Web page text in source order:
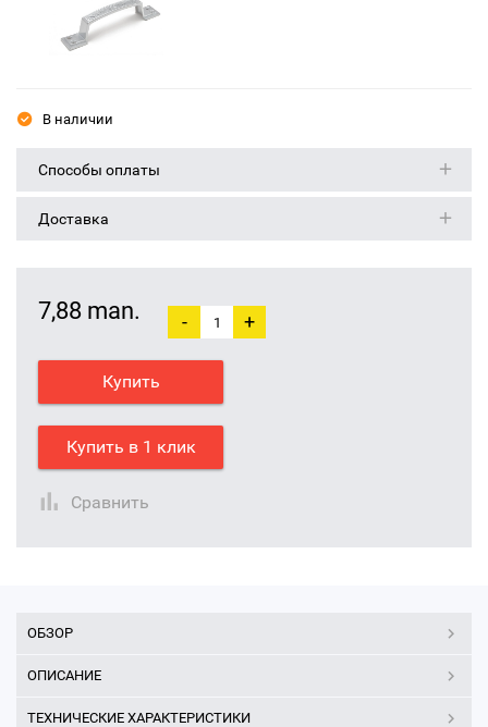
В наличии
Способы оплаты
Доставка
7,88 man. - +
Купить
Купить в 1 клик
Сравнить
ОБЗОР
ОПИСАНИЕ
ТЕХНИЧЕСКИЕ ХАРАКТЕРИСТИКИ